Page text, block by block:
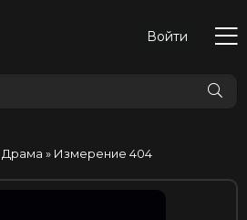
Войти
Драма » Измерение 404